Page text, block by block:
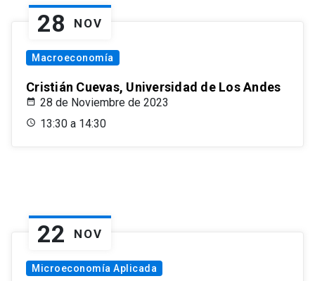
28 NOV
Macroeconomía
Cristián Cuevas, Universidad de Los Andes
28 de Noviembre de 2023
13:30 a 14:30
22 NOV
Microeconomía Aplicada